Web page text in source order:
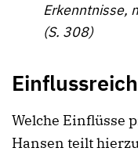
Erkenntnisse,
(S. 308)
Welche Einflüsse
Hansen teilt